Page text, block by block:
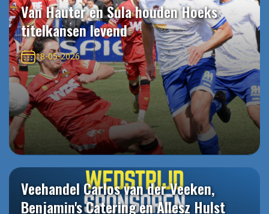
Van Hauter en Sula houden Hoeks
titelkansen levend
18-05-2026
Veehandel Carlos van der Veeken,
Benjamin's Catering en Allesz Hulst